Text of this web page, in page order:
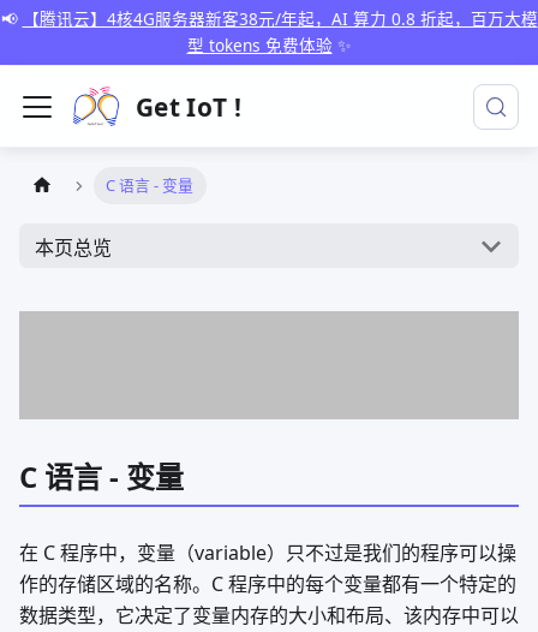
📢
【腾讯云】4核4G服务器新客38元/年起，AI 算力 0.8 折起，百万大模
型 tokens 免费体验 ✨
Get IoT !
C 语言 - 变量
本页总览
C 语言 - 变量
在 C 程序中，变量（variable）只不过是我们的程序可以操
作的存储区域的名称。C 程序中的每个变量都有一个特定的
数据类型，它决定了变量内存的大小和布局、该内存中可以